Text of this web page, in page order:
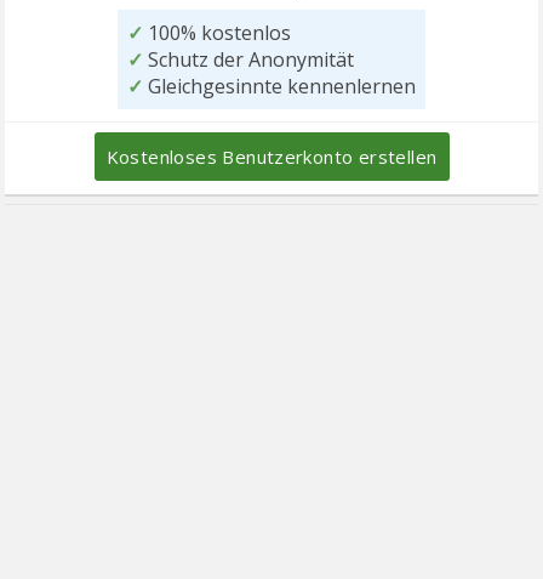
✓ 100% kostenlos
✓ Schutz der Anonymität
✓ Gleichgesinnte kennenlernen
Kostenloses Benutzerkonto erstellen